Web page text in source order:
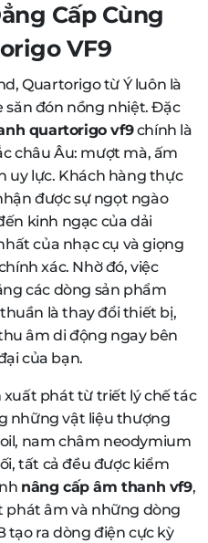
Cấp Cùng
VF9
Quartorigo từ Ý luôn là
săn đón nồng nhiệt. Đặc
quartorigo vf9chính là
châu Âu: mượt mà, ấm
uy lực. Khách hàng thực
được sự ngọt ngào
kinh ngạc của dải
của nhạc cụ và giọng
xác. Nhờ đó, việc
các dòng sản phẩm
là thay đổi thiết bị,
âm di động ngay bên
của bạn.
xuất phát từ triết lý chế tác
những vật liệu thượng
nam châm neodymium
tất cả đều được kiểm
nâng cấp âm thanh vf9,
phát âm và những dòng
tạo ra dòng điện cực kỳ